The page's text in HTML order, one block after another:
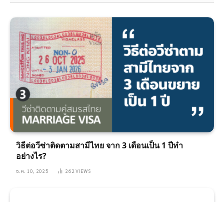
วิธีต่อวีซ่าติดตามสามีไทย จาก 3 เดือนเป็น 1 ปีทำ
อย่างไร?
ธ.ค. 10, 2025 262VIEWS